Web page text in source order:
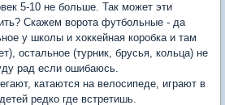
5-10 не больше. Так может эти
Скажем ворота футбольные - да
у школы и хоккейная коробка и там
остальное (турник, брусья, кольца) не
рад если ошибаюсь.
катаются на велосипеде, играют в
редко где встретишь.